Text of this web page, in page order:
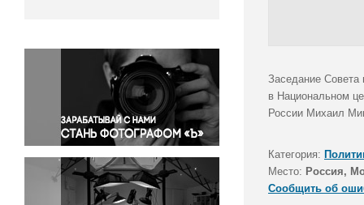
Окружающая среда
Политика
Правосудие
Происшествия и конфликты
Религия
Светская жизнь
Спорт
Экология
Заседание Совета
в Национальном
России Михаил
Категория:
Место: Россия,
Сообщить об